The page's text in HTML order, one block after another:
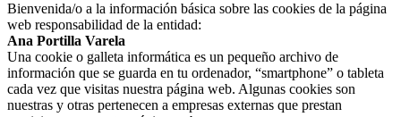
Bienvenida/o a la información básica sobre las cookies de la página
web responsabilidad de la entidad:
Ana Portilla Varela
Una cookie o galleta informática es un pequeño archivo de
información que se guarda en tu ordenador, “smartphone” o tableta
cada vez que visitas nuestra página web. Algunas cookies son
nuestras y otras pertenecen a empresas externas que prestan